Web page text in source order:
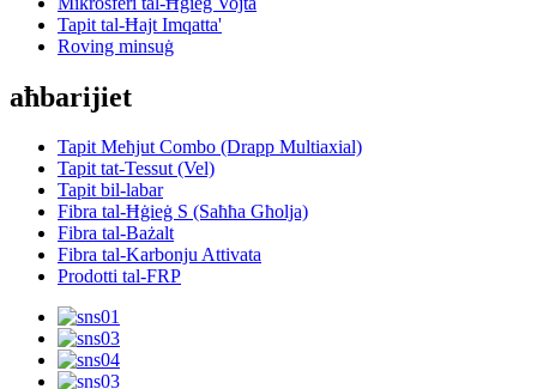
Tapit tal-Ħajt Imqatta'
Roving minsuġ
aħbarijiet
Tapit Meħjut Combo (Drapp Multiaxial)
Tapit tat-Tessut (Vel)
Tapit bil-labar
Fibra tal-Ħġieġ S (Saħħa Għolja)
Fibra tal-Bażalt
Fibra tal-Karbonju Attivata
Prodotti tal-FRP